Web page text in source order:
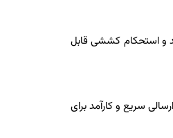
و استحکام کششی قابل
سریع و کارآمد برای